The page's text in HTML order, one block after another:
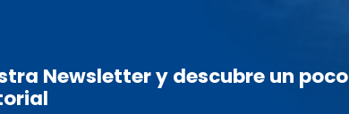
Newsletter y descubre un poco